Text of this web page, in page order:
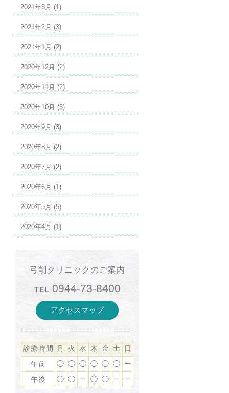
2021年3月 (1)
2021年2月 (3)
2021年1月 (2)
2020年12月 (2)
2020年11月 (2)
2020年10月 (3)
2020年9月 (3)
2020年8月 (2)
2020年7月 (2)
2020年6月 (1)
2020年5月 (5)
2020年4月 (1)
弓削クリニックのご案内
TEL 0944-73-8400
アクセスマップ
診療時間 月 火 水 木 金 土
日
午前
◯ ◯ ◯ ◯ ◯ ◯ ー
午後 ◯ ◯ ー ◯ ◯ ー ー